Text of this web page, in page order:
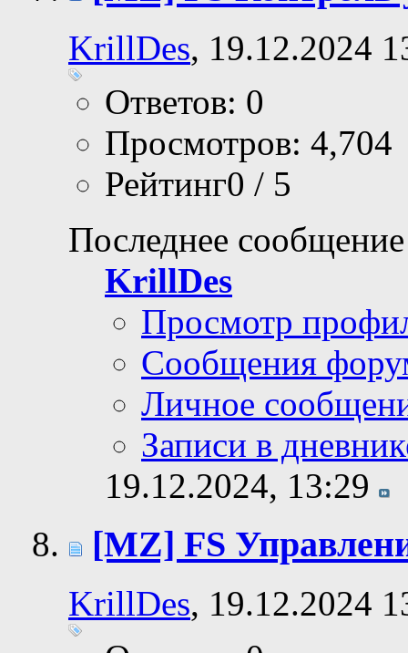
KrillDes, 19.12.2024
Ответов: 0
Просмотров: 4,704
Рейтинг0 / 5
Последнее
KrillDes
Просмотр
Сообщения
Личное
Записи в
19.12.2024, 13:29
[MZ] FS
KrillDes, 19.12.2024